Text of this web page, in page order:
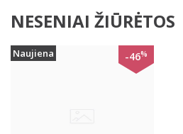
NESENIAI ŽIŪRĖTOS
Naujiena -46%